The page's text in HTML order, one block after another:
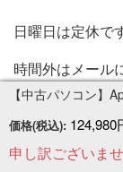
【中古パソコン】
価格(税込): 124,980
申し訳ございま
日曜日は定休で
時間外はメール
古物商許可証
お電話につきま